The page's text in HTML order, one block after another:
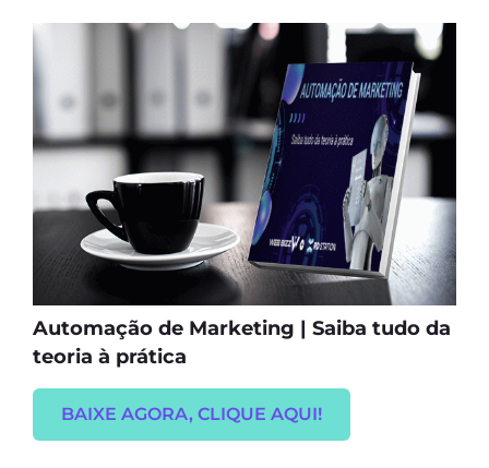
Automação de Marketing | Saiba tudo da
teoria à prática
BAIXE AGORA, CLIQUE AQUI!